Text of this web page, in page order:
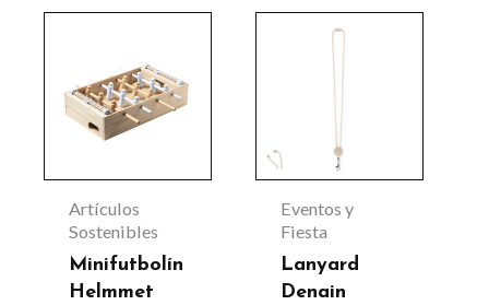
Artículos
Sostenibles
Minifutbolín
Helmmet
Eventos y
Fiesta
Lanyard
Denain